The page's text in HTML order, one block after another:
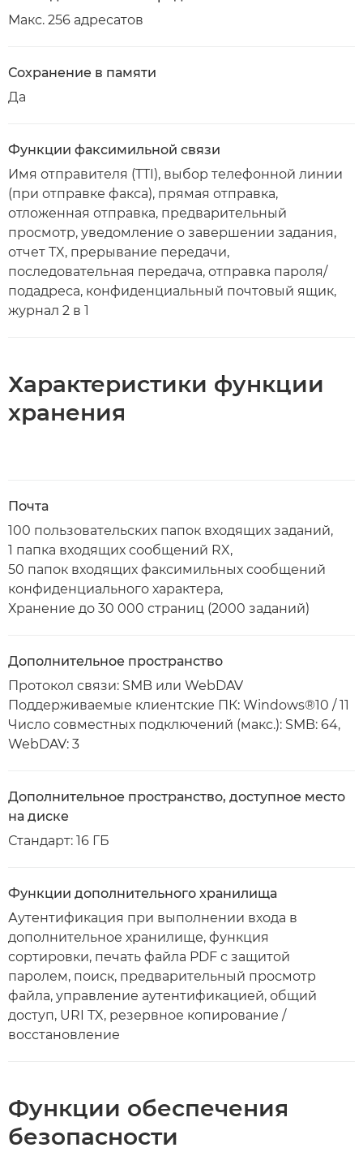
Макс. 256 адресатов
Сохранение в памяти
Да
Функции факсимильной связи
Имя отправителя (TTI), выбор телефонной линии
(при отправке факса), прямая отправка,
отложенная отправка, предварительный
просмотр, уведомление о завершении задания,
отчет TX, прерывание передачи,
последовательная передача, отправка пароля/
подадреса, конфиденциальный почтовый ящик,
журнал 2 в 1
Характеристики функции
хранения
Почта
100 пользовательских папок входящих заданий,
1 папка входящих сообщений RX,
50 папок входящих факсимильных сообщений
конфиденциального характера,
Хранение до 30 000 страниц (2000 заданий)
Дополнительное пространство
Протокол связи: SMB или WebDAV
Поддерживаемые клиентские ПК: Windows®10 / 11
Число совместных подключений (макс.): SMB: 64,
WebDAV: 3
Дополнительное пространство, доступное место
на диске
Стандарт: 16 ГБ
Функции дополнительного хранилища
Аутентификация при выполнении входа в
дополнительное хранилище, функция
сортировки, печать файла PDF с защитой
паролем, поиск, предварительный просмотр
файла, управление аутентификацией, общий
доступ, URI TX, резервное копирование /
восстановление
Функции обеспечения
безопасности